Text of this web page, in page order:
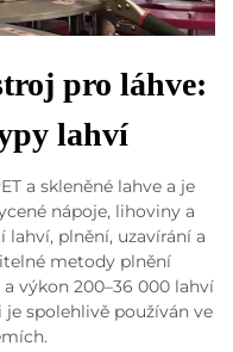
pro láhve:
lahví
a skleněné lahve a je
nápoje, lihoviny a
plnění, uzavírání a
metody plnění
výkon 200–36 000 lahví
spolehlivě používán ve